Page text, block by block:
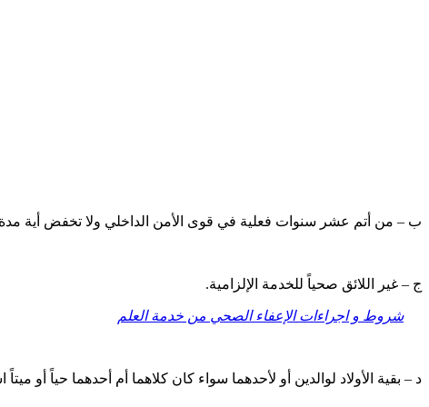
ب – من أتم عشر سنوات فعلية في قوى الأمن الداخلي ولا تخفض أية
ج – غير اللائق صحياً للخدمة الإلزامية.
شروط و اجراءات الإعفاء الصحي من خدمة العلم
د – بقية الأولاد لوالدين أو لأحدهما سواء كان كلاهما أم أحدهما حياً أو